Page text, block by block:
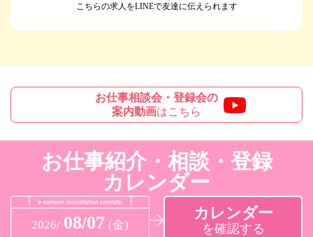
こちらの求人をLINEで友達に伝えられます
お仕事相談会・登録会の
案内動画はこちら
お仕事紹介・相談・登録
カレンダー
2026/ 08/07 (金)
カレンダー
を確認する